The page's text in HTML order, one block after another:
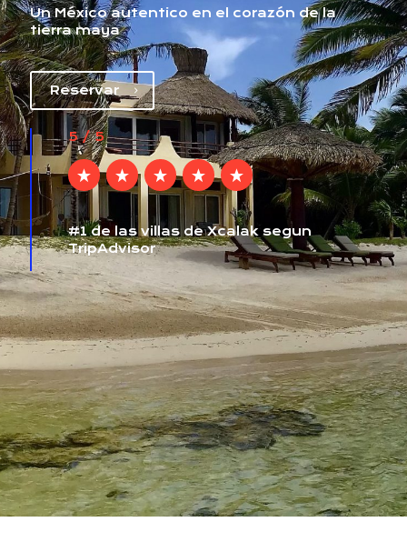
Un México autentico en el corazón de la
tierra maya
Reservar
5 / 5
#1 de las villas de Xcalak segun
TripAdvisor